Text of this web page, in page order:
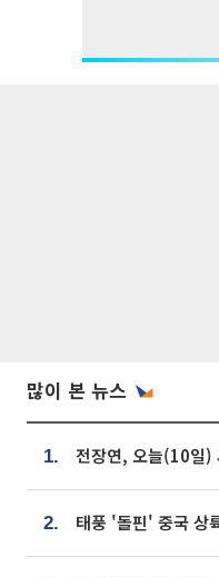
많이 본 뉴스
1.
2.